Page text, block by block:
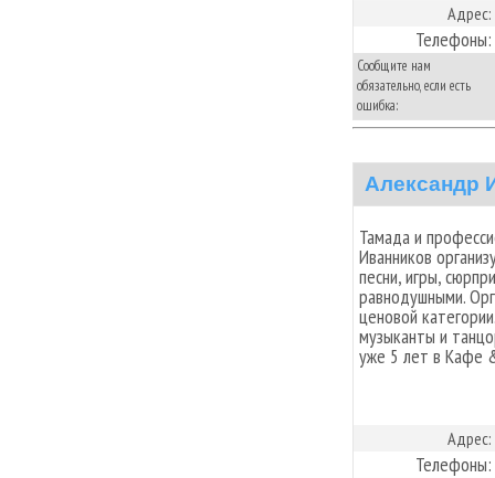
Адрес:
Телефоны:
Сообщите нам
обязательно, если есть
ошибка:
Александр
Тамада и
Иванников
песни, игры,
равнодушными.
ценовой
музыканты и
уже 5 лет в Кафе
Адрес:
Телефоны: